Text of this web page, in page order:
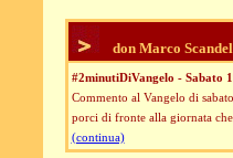
don Marco
#2minutiDiVangelo - Sabato
Commento al Vangelo di
porci di fronte alla giornata
(continua)